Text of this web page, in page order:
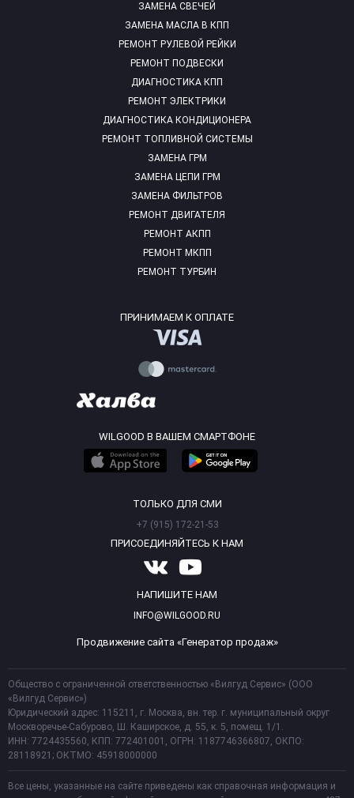
ЗАМЕНА СВЕЧЕЙ
ЗАМЕНА МАСЛА В КПП
РЕМОНТ РУЛЕВОЙ РЕЙКИ
РЕМОНТ ПОДВЕСКИ
ДИАГНОСТИКА КПП
РЕМОНТ ЭЛЕКТРИКИ
ДИАГНОСТИКА КОНДИЦИОНЕРА
РЕМОНТ ТОПЛИВНОЙ СИСТЕМЫ
ЗАМЕНА ГРМ
ЗАМЕНА ЦЕПИ ГРМ
ЗАМЕНА ФИЛЬТРОВ
РЕМОНТ ДВИГАТЕЛЯ
РЕМОНТ АКПП
РЕМОНТ МКПП
РЕМОНТ ТУРБИН
ПРИНИМАЕМ К ОПЛАТЕ
WILGOOD В ВАШЕМ СМАРТФОНЕ
ТОЛЬКО ДЛЯ СМИ
+7 (915) 172-21-53
ПРИСОЕДИНЯЙТЕСЬ К НАМ
НАПИШИТЕ НАМ
INFO@WILGOOD.RU
Продвижение сайта «Генератор продаж»
Общество с ограниченной ответственностью «Вилгуд Сервис» (ООО
«Вилгуд Сервис»)
Юридический адрес: 115211, г. Москва, вн. тер. г. муниципальный округ
Москворечье-Сабурово, Ш. Каширское, д. 55, к. 5, помещ. 1/1.
ИНН: 7724435560, КПП: 772401001, ОГРН: 1187746366807, ОКПО:
28118921; ОКТМО: 45918000000
Все цены, указанные на сайте приведены как справочная информация и